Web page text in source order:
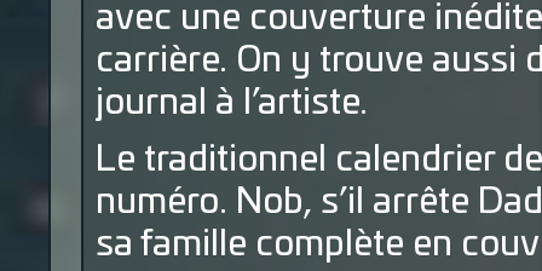
avec une couverture
carrière. On y trouve aussi
journal à l’artiste.
Le traditionnel calendrier
numéro. Nob, s’il arrête
sa famille complète en